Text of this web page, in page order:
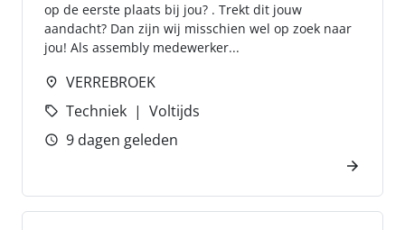
op de eerste plaats bij jou? . Trekt dit jouw
aandacht? Dan zijn wij misschien wel op zoek naar
jou! Als assembly medewerker...
VERREBROEK
Techniek
Voltijds
9 dagen geleden